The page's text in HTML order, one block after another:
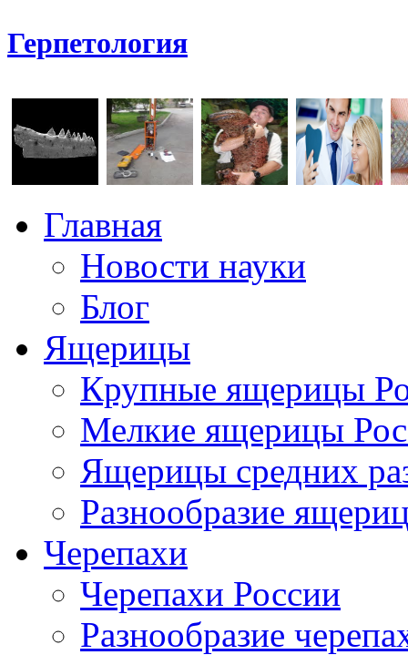
Герпетология
Главная
Новости науки
Блог
Ящерицы
Крупные ящерицы
Мелкие ящерицы
Ящерицы средних
Разнообразие
Черепахи
Черепахи России
Разнообразие